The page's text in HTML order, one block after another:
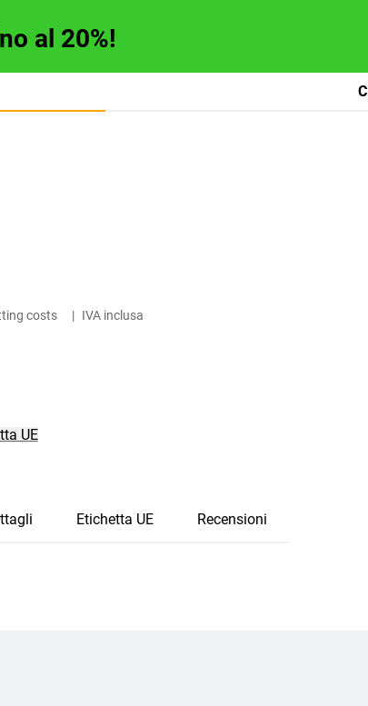
al 20%!
costs | IVA inclusa
UE
Etichetta UE Recensioni